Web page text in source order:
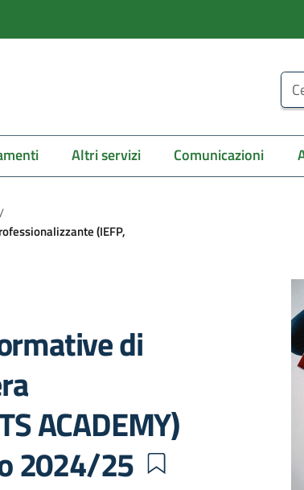
Altri servizi Comunicazioni
/
(IEFP,
di
ACADEMY)
2024/25